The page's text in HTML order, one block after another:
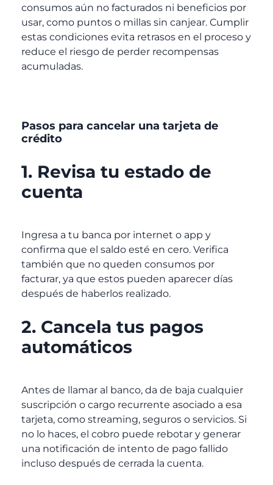
consumos aún no facturados ni beneficios por
usar, como puntos o millas sin canjear. Cumplir
estas condiciones evita retrasos en el proceso y
reduce el riesgo de perder recompensas
acumuladas.
Pasos para cancelar una tarjeta de
crédito
1. Revisa tu estado de
cuenta
Ingresa a tu banca por internet o app y
confirma que el saldo esté en cero. Verifica
también que no queden consumos por
facturar, ya que estos pueden aparecer días
después de haberlos realizado.
2. Cancela tus pagos
automáticos
Antes de llamar al banco, da de baja cualquier
suscripción o cargo recurrente asociado a esa
tarjeta, como streaming, seguros o servicios. Si
no lo haces, el cobro puede rebotar y generar
una notificación de intento de pago fallido
incluso después de cerrada la cuenta.